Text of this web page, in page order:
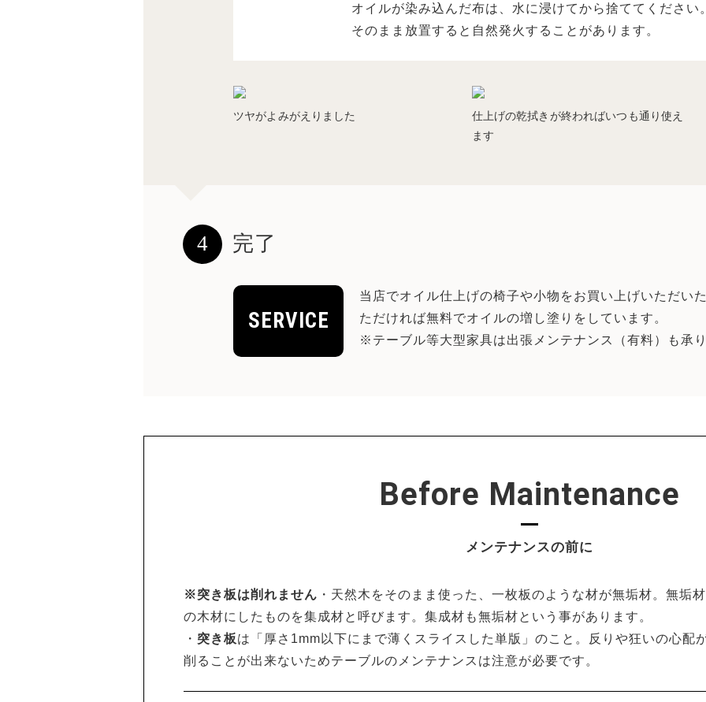
オイルが染み込んだ布は、水に浸けてから捨ててください
そのまま放置すると自然発火することがあります。
ツヤがよみがえりました
仕上げの乾拭きが終わればいつも通り使え
ます
4 完了
SERVICE
当店でオイル仕上げの椅子や小物をお買い上げいただい
ただければ無料でオイルの増し塗りをしています。
※テーブル等大型家具は出張メンテナンス（有料）も承
Before Maintenance
メンテナンスの前に
※突き板は削れません ・天然木をそのまま使った、一枚板のような材が無垢材。無垢
の木材にしたものを集成材と呼びます。集成材も無垢材という事があります。
・ 突き板は「厚さ1mm以下にまで薄くスライスした単版」のこと。反りや狂いの心配
削ることが出来ないためテーブルのメンテナンスは注意が必要です。